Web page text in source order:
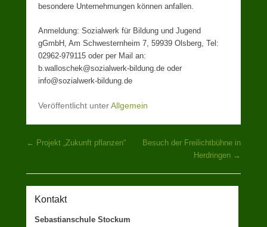
besondere Unternehmungen können anfallen.
Anmeldung: Sozialwerk für Bildung und Jugend
gGmbH, Am Schwesternheim 7, 59939 Olsberg, Tel:
02962-979115 oder per Mail an:
b.walloschek@sozialwerk-bildung.de oder
info@sozialwerk-bildung.de
Veröffentlicht unterAllgemein
Beitragsnavigation
← Projekt „Zukunft pflanzen“
Besuch der Freilichtbühne in
Herdringen →
Kontakt
Sebastianschule Stockum